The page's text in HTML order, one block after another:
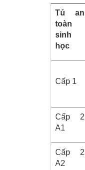
Tủ an
toàn
sinh
học
Cấp 1
Cấp 2
A1
Cấp 2
A2